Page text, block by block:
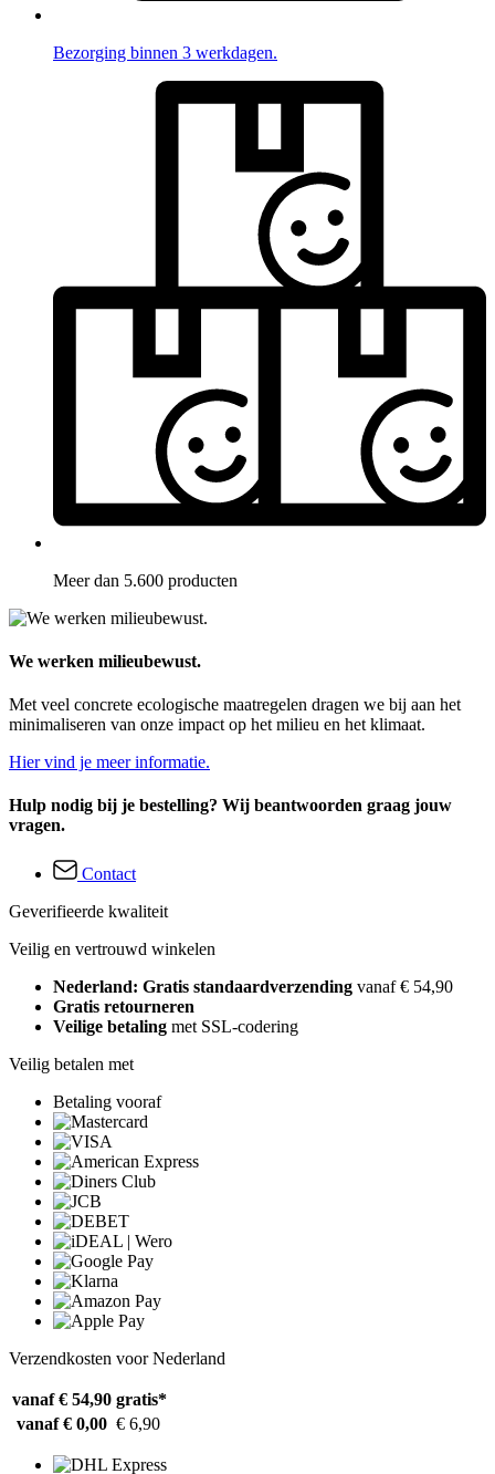
Bezorging binnen 3 werkdagen.
Meer dan 5.600 producten
We werken milieubewust.
Met veel concrete ecologische maatregelen dragen we bij aan het
minimaliseren van onze impact op het milieu en het klimaat.
Hier vind je meer informatie.
Hulp nodig bij je bestelling? Wij beantwoorden graag jouw
vragen.
Contact
Geverifieerde kwaliteit
Veilig en vertrouwd winkelen
Nederland: Gratis standaardverzending vanaf € 54,90
Gratis retourneren
Veilige betaling met SSL-codering
Veilig betalen met
Betaling vooraf
Verzendkosten voor Nederland
vanaf € 54,90 gratis*
vanaf € 0,00 € 6,90